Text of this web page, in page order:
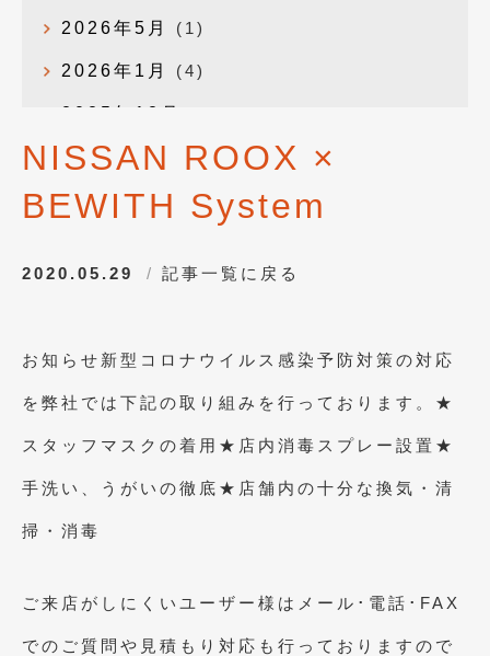
2026年5月 (1)
2026年1月 (4)
2025年12月
2025年10月 (1)
2025年8月(2)
2024年8月(1)
2024年6月(1)
2024年4月(1)
2024年1月(1)
2023年12月 (2)
2023年11月
NISSAN ROOX ×
BEWITH System
2020.05.29 記事一覧に戻る
お知らせ新型コロナウイルス感染予防対策の対応
を弊社では下記の取り組みを行っております。★
スタッフマスクの着用★店内消毒スプレー設置★
手洗い、うがいの徹底★店舗内の十分な換気・清
掃・消毒
ご来店がしにくいユーザー様はメール･電話･FAX
でのご質問や見積もり対応も行っておりますので